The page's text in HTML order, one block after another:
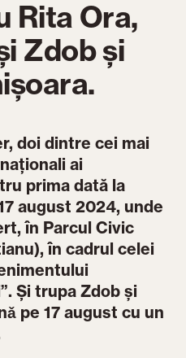
Rita Ora,
Zdob și
doi dintre cei mai
ai
prima dată la
august 2024, unde
în Parcul Civic
în cadrul celei
Și trupa Zdob și
pe 17 august cu un